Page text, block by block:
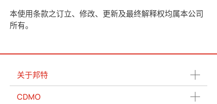
本使用条款之订立、修改、更新及最终解释权均属本公司
所有。
关于邦特
CDMO